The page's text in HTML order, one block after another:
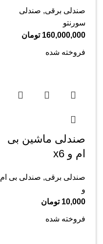
صندلی برقی, صندلی
سورنتو
160,000,000 تومان
فروخته شده
صندلی ماشین بی
ام و x6
صندلی برقی, صندلی بی ام
و
10,000 تومان
فروخته شده